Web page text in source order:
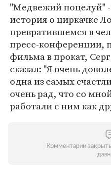
"Медвежий поцелуй"
история о циркачке
превратившемся в
пресс-конференции,
фильма в прокат,
сказал: "Я очень
одна из самых
очень рад, что со
работали с ним как
Комментарии